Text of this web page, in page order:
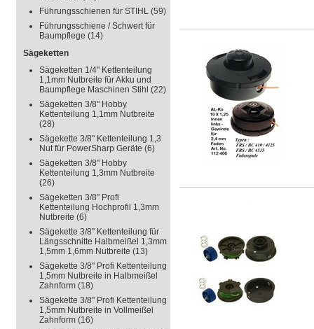
Führungsschienen für STIHL (59)
Führungsschiene / Schwert für
Baumpflege (14)
Sägeketten
Sägeketten 1/4" Kettenteilung
1,1mm Nutbreite für Akku und
Baumpflege Maschinen Stihl (22)
Sägeketten 3/8" Hobby
Kettenteilung 1,1mm Nutbreite
(28)
Sägekette 3/8" Kettenteilung 1,3
Nut für PowerSharp Geräte (6)
Sägeketten 3/8" Hobby
Kettenteilung 1,3mm Nutbreite
(26)
Sägeketten 3/8" Profi
Kettenteilung Hochprofil 1,3mm
Nutbreite (6)
Sägekette 3/8" Kettenteilung für
Längsschnitte Halbmeißel 1,3mm
1,5mm 1,6mm Nutbreite (13)
Sägekette 3/8" Profi Kettenteilung
1,5mm Nutbreite in Halbmeißel
Zahnform (18)
Sägekette 3/8" Profi Kettenteilung
1,5mm Nutbreite in Vollmeißel
Zahnform (16)